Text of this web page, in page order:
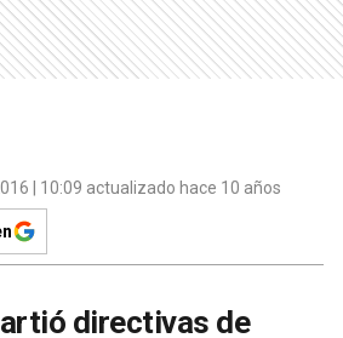
| 10:09 actualizado hace 10 años
directivas de